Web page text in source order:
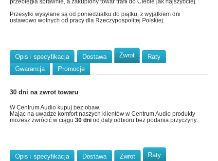
przebiegła sprawnie, a zakupiony towar trafił do Ciebie jak najszybciej.
Przesyłki wysyłane są od poniedziałku do piątku, z wyjątkiem dni
ustawowo wolnych od pracy dla Rzeczypospolitej Polskiej.
Opis i specyfikacja Dostawa Zwrot
Raty
Gwarancja
Promocje
30 dni na zwrot towaru
W Centrum Audio kupuj bez obaw.
Mając na uwadze komfort naszych klientów w Centrum Audio produkty
możesz zwrócić w ciągu 30 dni od daty odbioru bez podania przyczyny.
Opis i specyfikacja Dostawa Zwrot
Raty